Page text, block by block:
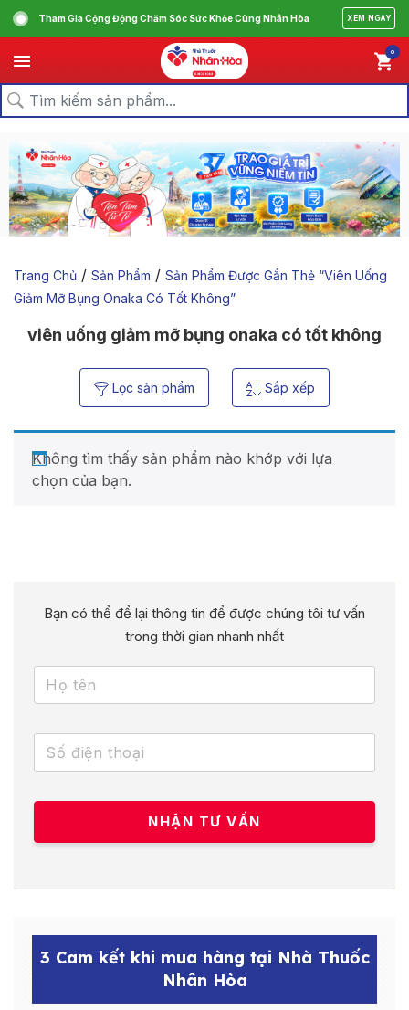
Tham Gia Cộng Động Chăm Sóc Sức Khỏe Cùng Nhân Hòa XEM NGAY
0
Trang Chủ / Sản Phẩm / Sản Phẩm Được Gắn Thẻ “viên Uống
Giảm Mỡ Bụng Onaka Có Tốt Không”
viên uống giảm mỡ bụng onaka có tốt không
Lọc sản phẩm Sắp xếp
Không tìm thấy sản phẩm nào khớp với lựa
chọn của bạn.
Bạn có thể để lại thông tin để được chúng tôi tư vấn
trong thời gian nhanh nhất
3 Cam kết khi mua hàng tại Nhà Thuốc
Nhân Hòa